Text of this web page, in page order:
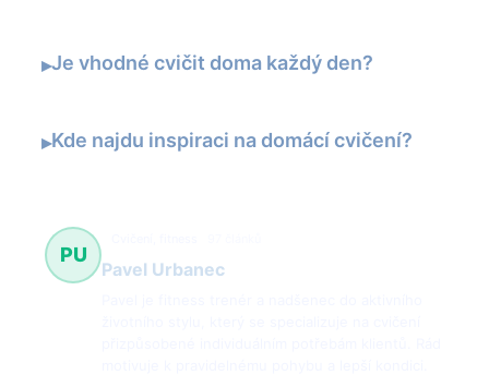
▸Je vhodné cvičit doma každý den?
▸Kde najdu inspiraci na domácí cvičení?
PU
Pavel Urbanec